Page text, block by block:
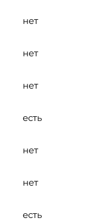
нет
нет
нет
есть
нет
нет
есть